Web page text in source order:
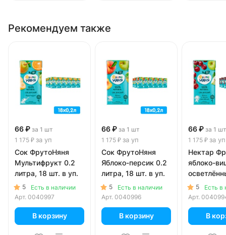
Рекомендуем также
66 ₽ за 1 шт
1 175 ₽ за уп
Сок ФрутоНяня
Мультифрукт 0.2
литра, 18 шт. в уп.
5
Есть в наличии
Арт. 0040997
В корзину
66 ₽ за 1 шт
1 175 ₽ за уп
Сок ФрутоНяня
Яблоко-персик 0.2
литра, 18 шт. в уп.
5
Есть в наличии
Арт. 0040996
В корзину
66 ₽ за 1 шт
1 175 ₽ за уп
Нектар
яблоко-
литра, 18
5
Есть в
Арт.
В